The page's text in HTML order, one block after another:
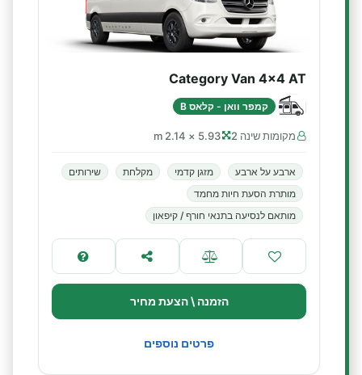
Category Van 4x4 AT
קמפר וואן - קלאס B
מקומות שינה 2 5.93 × 2.14 m
ארבע על ארבע מזגן קדמי מקלחת
שירותים
מותרת הסעת חיות מחמד
מותאם לנסיעה בתנאי חורף / קיפאון
הזמנה \ הצעת מחיר
פרטים נוספים